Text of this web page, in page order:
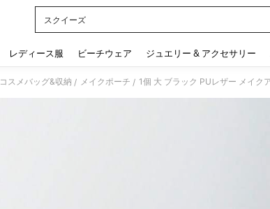
スクイーズ
レディース服 ビーチウェア ジュエリー & アクセサリー
コスメバッグ&収納 / メイクポーチ /